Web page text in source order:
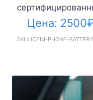
Цена: 2500
SKU: ICENI-PHONE-BATTERY